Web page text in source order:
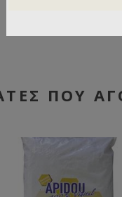
ΠΟΥ